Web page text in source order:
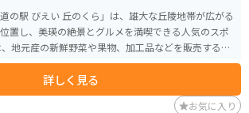
の駅 びえい 丘のくら」は、雄大な丘陵地帯が広がる
置し、美瑛の絶景とグルメを満喫できる人気のスポ
牛乳を使用したソフトクリームやスイーツが人気の
の雄大な景色を一望できる「展望台」などがありま
詳しく見る
お気に入り